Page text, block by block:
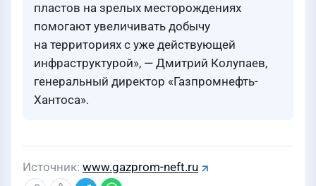
пластов на зрелых месторождениях
помогают увеличивать добычу
на территориях с уже действующей
инфраструктурой», — Дмитрий Колупаев,
генеральный директор «Газпромнефть-
Хантоса».
Источник www.gazprom-neft.ru